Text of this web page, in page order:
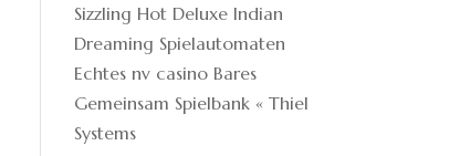
Sizzling Hot Deluxe Indian
Dreaming Spielautomaten
Echtes nv casino Bares
Gemeinsam Spielbank « Thiel
Systems